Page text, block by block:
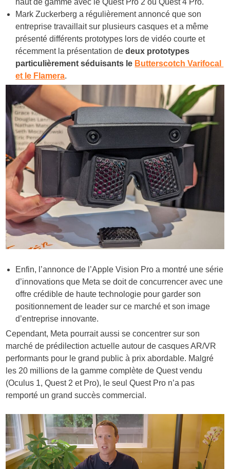
Mark Zuckerberg a régulièrement annoncé que son
entreprise travaillait sur plusieurs casques et a même
présenté différents prototypes lors de vidéo courte et
récemment la présentation dedeux prototypes
particulièrement séduisants le Butterscotch Varifocal
et le Flamera.
Enfin, l’annonce de l’Apple Vision Pro a montré une série
d’innovations que Meta se doit de concurrencer avec une
offre crédible de haute technologie pour garder son
positionnement de leader sur ce marché et son image
d’entreprise innovante.
Cependant, Meta pourrait aussi se concentrer sur son
marché de prédilection actuelle autour de casques AR/VR
performants pour le grand public à prix abordable. Malgré
les 20 millions de la gamme complète de Quest vendu
(Oculus 1, Quest 2 et Pro), le seul Quest Pro n’a pas
remporté un grand succès commercial.